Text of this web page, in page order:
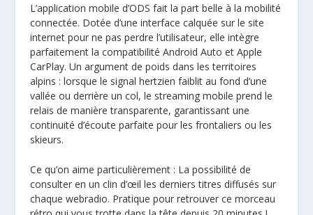
L’application mobile d’ODS fait la part belle à la mobilité
connectée. Dotée d’une interface calquée sur le site
internet pour ne pas perdre l’utilisateur, elle intègre
parfaitement la compatibilité Android Auto et Apple
CarPlay. Un argument de poids dans les territoires
alpins : lorsque le signal hertzien faiblit au fond d’une
vallée ou derrière un col, le streaming mobile prend le
relais de manière transparente, garantissant une
continuité d’écoute parfaite pour les frontaliers ou les
skieurs.
Ce qu’on aime particulièrement : La possibilité de
consulter en un clin d’œil les derniers titres diffusés sur
chaque webradio. Pratique pour retrouver ce morceau